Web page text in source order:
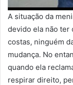
A situação da
devido ela não ter
costas, ninguém
mudança. No
quando ela
respirar direito,